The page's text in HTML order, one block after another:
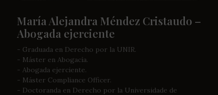
María Alejandra Méndez Cristaudo –
Abogada ejerciente
- Graduada en Derecho por la UNIR.
- Máster en Abogacía.
- Abogada ejerciente.
- Máster Compliance Officer.
- Doctoranda en Derecho por la Universidade de